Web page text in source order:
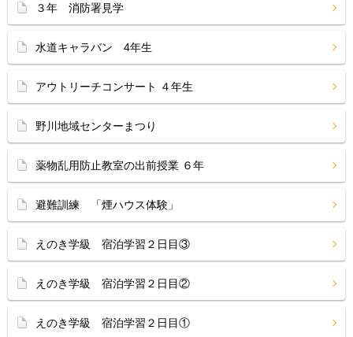
３年 消防署見学
水道キャラバン 4年生
アウトリーチコンサート ４年生
野川地域センターまつり
薬物乱用防止教室の出前授業 ６年
避難訓練 「煙ハウス体験」
えのき学級 宿泊学習２日目③
えのき学級 宿泊学習２日目②
えのき学級 宿泊学習２日目①